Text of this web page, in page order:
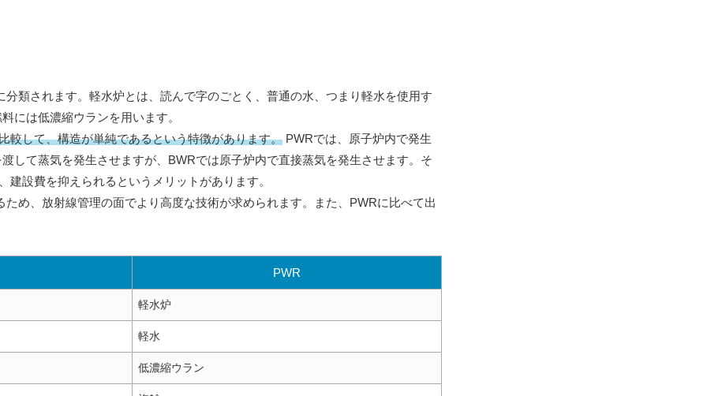
類されます。軽水炉とは、読んで字のごとく、普通の水、つまり軽水を使用す
には低濃縮ウランを用います。
較して、構造が単純であるという特徴があります。 PWRでは、原子炉内で発生
して蒸気を発生させますが、BWRでは原子炉内で直接蒸気を発生させます。そ
設費を抑えられるというメリットがあります。
め、放射線管理の面でより高度な技術が求められます。また、PWRに比べて出
PWR
軽水炉
軽水
低濃縮ウラン